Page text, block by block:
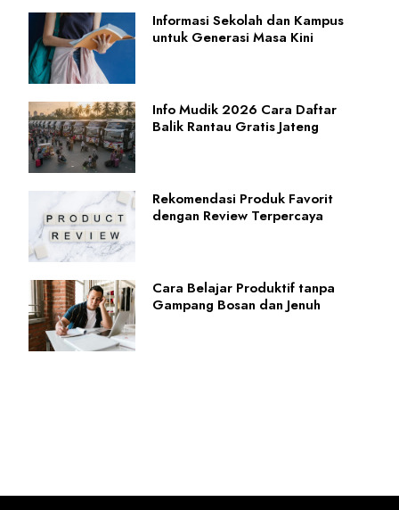
Informasi Sekolah dan Kampus
untuk Generasi Masa Kini
Info Mudik 2026 Cara Daftar
Balik Rantau Gratis Jateng
Rekomendasi Produk Favorit
dengan Review Terpercaya
Cara Belajar Produktif tanpa
Gampang Bosan dan Jenuh